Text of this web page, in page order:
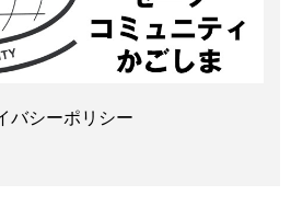
バシーポリシー